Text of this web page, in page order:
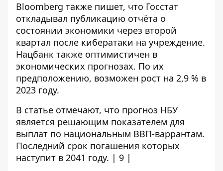
Bloomberg также пишет, что Госстат
откладывал публикацию отчёта о
состоянии экономики через второй
квартал после кибератаки на учреждение.
Нацбанк также оптимистичен в
экономических прогнозах. По их
предположению, возможен рост на 2,9 % в
2023 году.
В статье отмечают, что прогноз НБУ
является решающим показателем для
выплат по национальным ВВП-варрантам.
Последний срок погашения которых
наступит в 2041 году. | 9 |